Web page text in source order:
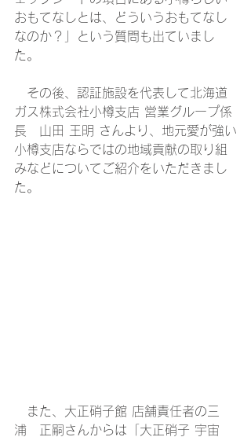
おもてなしとは、どういうおもてなし
なのか？」という質問も出ていまし
た。
その後、認証施設を代表して北海道
ガス株式会社小樽支店 営業グループ係
長　山田 王明 さんより、地元愛が強い
小樽支店ならではの地域貢献の取り組
みなどについてご紹介をいただきまし
た。
また、大正硝子館 店舗責任者の三
浦　正嗣さんからは「大正硝子 宇宙